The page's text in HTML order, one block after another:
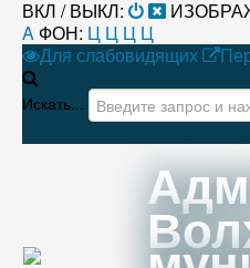
ВКЛ / ВЫКЛ:
A ФОН: Ц Ц Ц Ц
Для слабовидящих
Искать...